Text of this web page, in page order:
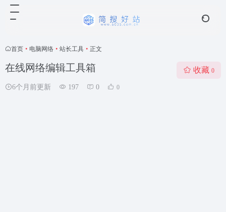
首页 • 电脑网络 • 站长工具 • 正文
在线网络编辑工具箱
6个月前更新 197 0 0
收藏 0